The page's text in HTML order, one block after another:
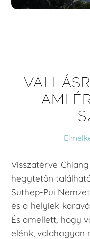
AMI
Visszatérve
hegytetőn
Suthep-Pui
és a helyiek
És amellett, hogy
elénk, valahogyan